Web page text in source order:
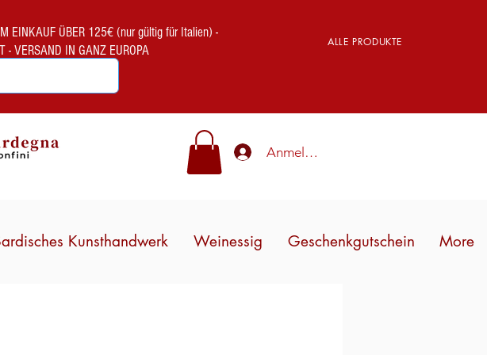
EINKAUF ÜBER 125€ (nur gültig für Italien) -
- VERSAND IN GANZ EUROPA
ALLE PRODUKTE
Anmelden
Kunsthandwerk Weinessig Geschenkgutschein More